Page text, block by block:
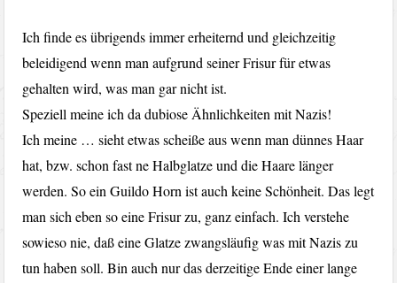
Ich finde es übrigends immer erheiternd und gleichzeitig
beleidigend wenn man aufgrund seiner Frisur für etwas
gehalten wird, was man gar nicht ist.
Speziell meine ich da dubiose Ähnlichkeiten mit Nazis!
Ich meine … sieht etwas scheiße aus wenn man dünnes Haar
hat, bzw. schon fast ne Halbglatze und die Haare länger
werden. So ein Guildo Horn ist auch keine Schönheit. Das legt
man sich eben so eine Frisur zu, ganz einfach. Ich verstehe
sowieso nie, daß eine Glatze zwangsläufig was mit Nazis zu
tun haben soll. Bin auch nur das derzeitige Ende einer lange